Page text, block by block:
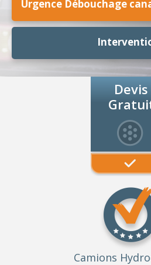
Urgence Débouchage
Devis
Camions